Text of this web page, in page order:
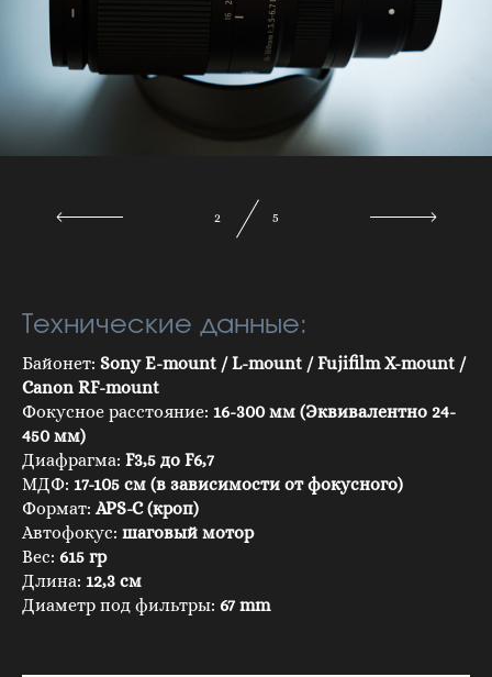
3 5
Технические данные:
Байонет: Sony E-mount / L-mount / Fujifilm X-mount /
Canon RF-mount
Фокусное расстояние: 16-300 мм (Эквивалентно 24-
450 мм)
Диафрагма: F3,5 до F6,7
МДФ: 17-105 см (в зависимости от фокусного)
Формат: APS-C (кроп)
Автофокус: шаговый мотор
Вес: 615 гр
Длина: 12,3 см
Диаметр под фильтры: 67 mm